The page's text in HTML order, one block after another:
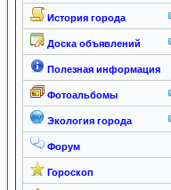
История города
Доска объявлений
Полезная информация
Фотоальбомы
Экология города
Форум
Гороскоп